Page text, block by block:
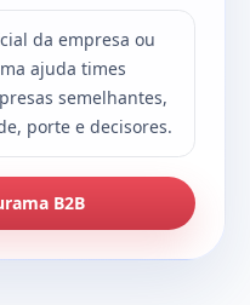
da empresa ou
ajuda times
semelhantes,
porte e decisores.
B2B